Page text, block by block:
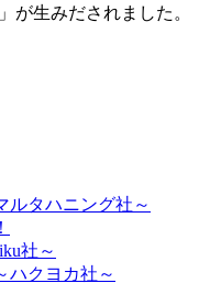
が生みだされました。
ルタハニング社～
社～
クヨカ社～